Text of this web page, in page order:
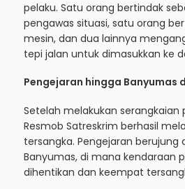
pelaku. Satu orang bertindak
pengawas situasi, satu orang
mesin, dan dua lainnya
tepi jalan untuk dimasukkan ke
Pengejaran hingga Banyumas
Setelah melakukan serangkaian
Resmob Satreskrim berhasil
tersangka. Pengejaran berujung
Banyumas, di mana kendaraan
dihentikan dan keempat